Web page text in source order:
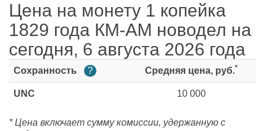
Цена на монету 1 копейка
1829 года КМ-АМ новодел на
сегодня, 6 августа 2026 года
Сохранность ? Средняя цена, руб.*
UNC 10 000
* Цена включает сумму комиссии, удержанную с